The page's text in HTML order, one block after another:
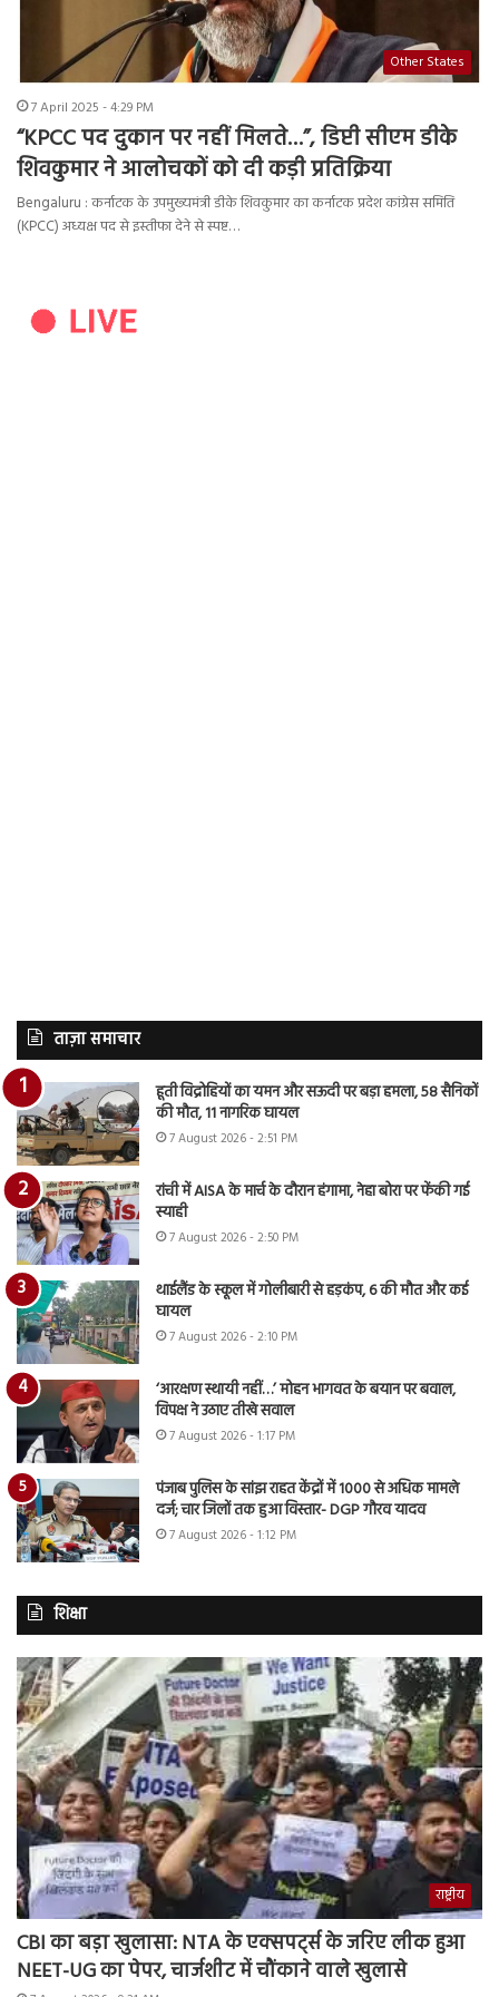
Other States
7 April 2025 - 4:29 PM
“KPCC पद दुकान पर नहीं मिलते…”, डिप्टी सीएम डीके
शिवकुमार ने आलोचकों को दी कड़ी प्रतिक्रिया
Bengaluru : कर्नाटक के उपमुख्यमंत्री डीके शिवकुमार का कर्नाटक प्रदेश कांग्रेस समिति
(KPCC) अध्यक्ष पद से इस्तीफा देने से स्पष्ट…
ताज़ा समाचार
हूती विद्रोहियों का यमन और सऊदी पर बड़ा हमला, 58 सैनिकों
की मौत, 11 नागरिक घायल
7 August 2026 - 2:51 PM
रांची में AISA के मार्च के दौरान हंगामा, नेहा बोरा पर फेंकी गई
स्याही
7 August 2026 - 2:50 PM
थाईलैंड के स्कूल में गोलीबारी से हड़कंप, 6 की मौत और कई
घायल
7 August 2026 - 2:10 PM
‘आरक्षण स्थायी नहीं…’ मोहन भागवत के बयान पर बवाल,
विपक्ष ने उठाए तीखे सवाल
7 August 2026 - 1:17 PM
पंजाब पुलिस के सांझ राहत केंद्रों में 1000 से अधिक मामले
दर्ज; चार जिलों तक हुआ विस्तार- DGP गौरव यादव
7 August 2026 - 1:12 PM
शिक्षा
राष्ट्रीय
CBI का बड़ा खुलासा: NTA के एक्सपर्ट्स के जरिए लीक हुआ
NEET-UG का पेपर, चार्जशीट में चौंकाने वाले खुलासे